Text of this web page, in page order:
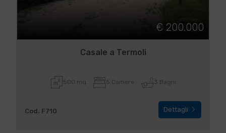
€ 200.000
Casale a Termoli
500 mq 5 Camere 3 Bagni
Cod. F710 Dettagli